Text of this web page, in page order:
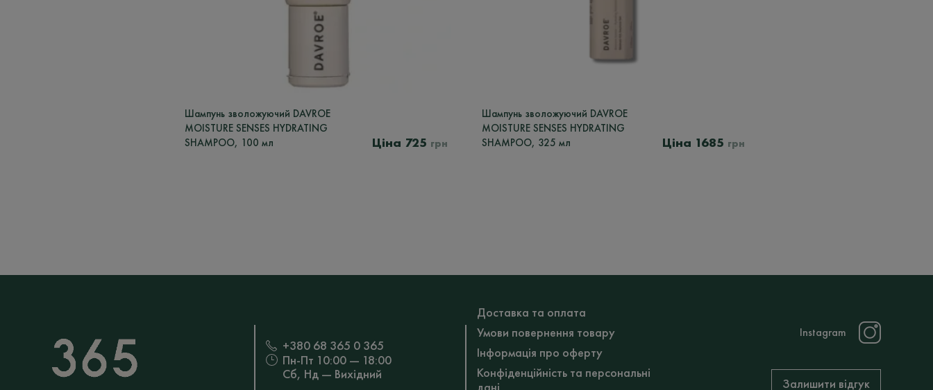
Шампунь зволожуючий DAVROE
MOISTURE SENSES HYDRATING
SHAMPOO, 100 мл
725 грн
Шампунь зволожуючий DAVROE
MOISTURE SENSES HYDRATING
SHAMPOO, 325 мл
1685 грн
+380 68 365 0 365
Пн-Пт 10:00 — 18:00
Сб, Нд — Вихідний
Доставка та оплата
Умови повернення товару
Інформація про оферту
Конфіденційність та персональні
дані
Instagram
Залишити відгук